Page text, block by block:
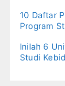
10 Daftar
Program
Inilah 6
Studi